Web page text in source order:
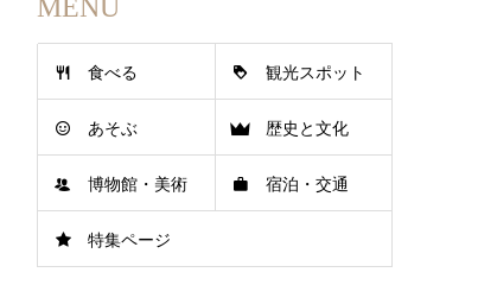
MENU
食べる 観光スポット
あそぶ 歴史と文化
博物館・美術
館
宿泊・交通
特集ページ